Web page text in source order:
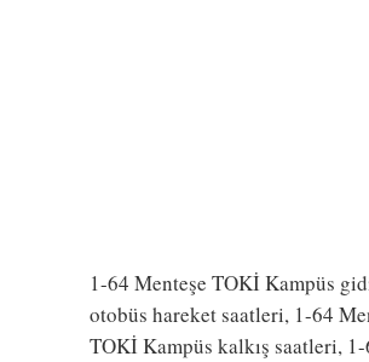
1-64 Menteşe TOKİ Kampüs
otobüs hareket saatleri, 1-64
TOKİ Kampüs kalkış saatleri,